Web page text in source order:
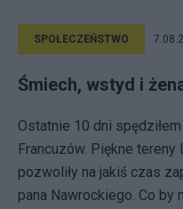
SPOŁECZEŃSTWO
Śmiech, wstyd i
Ostatnie 10 dni
Francuzów. Piękne
pozwoliły na jakiś czas
pana Nawrockiego. Co by